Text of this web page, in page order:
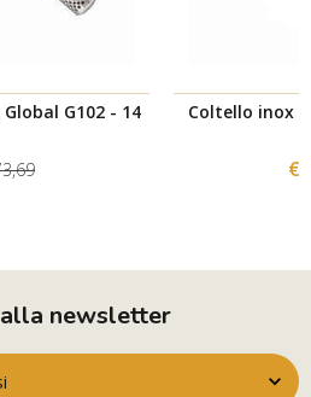
G102 - 14
Coltello inox
€
newsletter